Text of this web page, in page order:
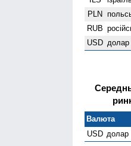
PLN
RUB
USD
Валюта
USD